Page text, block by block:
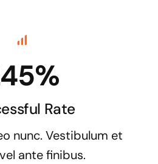
Rate
nunc. Vestibulum et
ante finibus.